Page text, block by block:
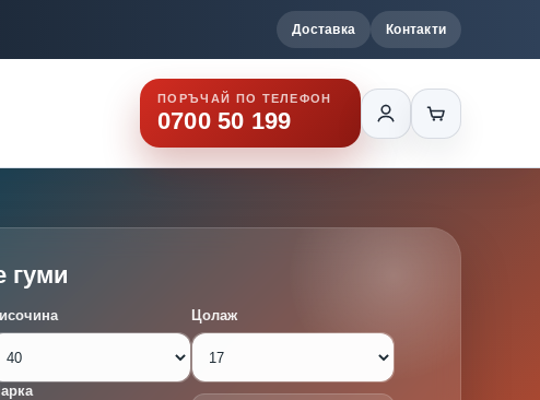
Доставка Контакти
ПОРЪЧАЙ ПО ТЕЛЕФОН
0700 50 199
гуми
Цолаж